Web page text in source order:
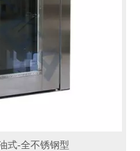
式-全不锈钢型